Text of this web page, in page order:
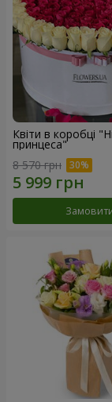
Квіти в коробці
принцеса"
8 570 грн